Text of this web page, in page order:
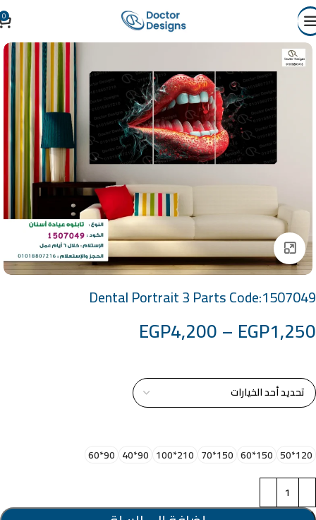
0
Click to enlarge
Dental Portrait 3 Parts Code:1507049
EGP1,250
–
EGP4,200
120*50
150*60
150*70
210*100
90*40
90*60